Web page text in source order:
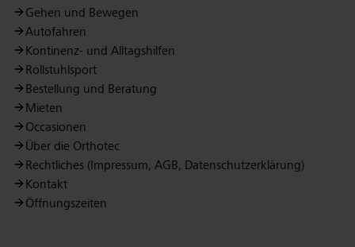
Gehen und Bewegen
Autofahren
Kontinenz- und Alltagshilfen
Rollstuhlsport
Bestellung und Beratung
Mieten
Occasionen
Über die Orthotec
Rechtliches (Impressum, AGB, Datenschutzerklärung)
Kontakt
Öffnungszeiten